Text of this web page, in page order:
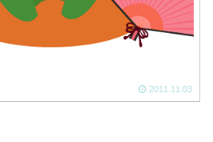
2011.11.03